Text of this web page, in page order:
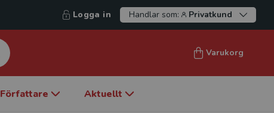
Logga in Handlar som: Privatkund
Varukorg
Författare Aktuellt